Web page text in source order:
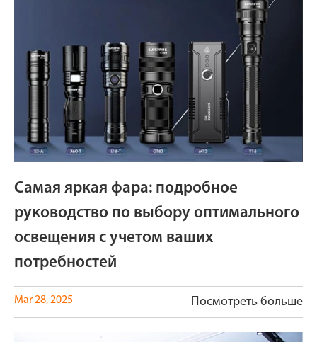
Самая яркая фара: подробное
руководство по выбору оптимального
освещения с учетом ваших
потребностей
Mar 28, 2025 Посмотреть больше